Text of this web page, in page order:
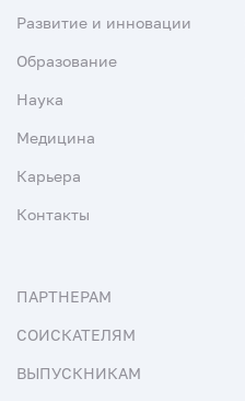
Развитие и инновации
Образование
Наука
Медицина
Карьера
Контакты
ПАРТНЕРАМ
СОИСКАТЕЛЯМ
ВЫПУСКНИКАМ